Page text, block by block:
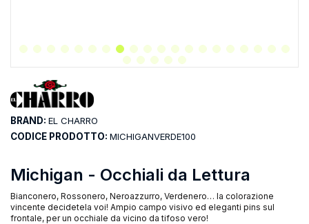
Michigan - Occhiali da Lettura
Bianconero, Rossonero, Neroazzurro, Verdenero… la colorazione
vincente decidetela voi! Ampio campo visivo ed eleganti pins sul
frontale, per un occhiale da vicino da tifoso vero!
BRAND: EL CHARRO
CODICE PRODOTTO: MICHIGANVERDE100